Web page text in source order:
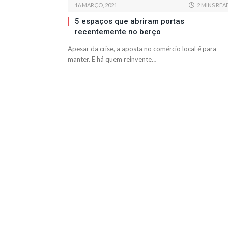
16 MARÇO, 2021 2 MINS
5 espaços que abriram portas
recentemente no berço
Apesar da crise, a aposta no comércio local é para
manter. E há quem reinvente…